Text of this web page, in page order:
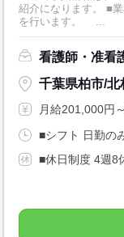
紹介になります。 ■
を行います。 ...
看護師・准看
千葉県柏市/北
月給201,000円
■シフト 日勤の
■休日制度 4週8